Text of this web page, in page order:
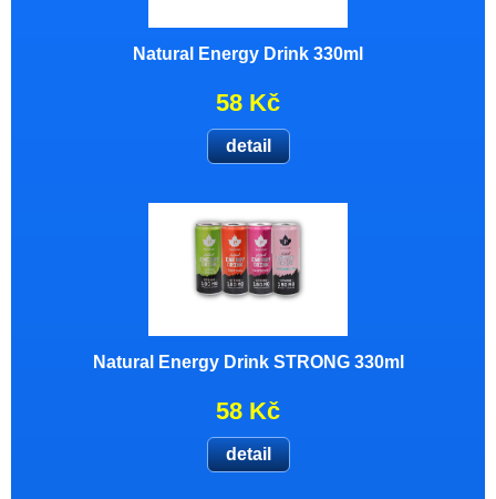
Natural Energy Drink 330ml
58 Kč
detail
Natural Energy Drink STRONG 330ml
58 Kč
detail